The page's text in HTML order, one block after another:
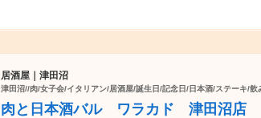
居酒屋｜津田沼
津田沼//肉/女子会/イタリアン/居酒屋/誕生日/記念日/日本酒/ステーキ/飲
肉と日本酒バル ワラカド 津田沼店